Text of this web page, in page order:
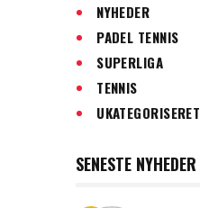
NYHEDER
PADEL TENNIS
SUPERLIGA
TENNIS
UKATEGORISERET
SENESTE NYHEDER